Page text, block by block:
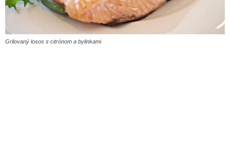
Grilovaný losos s citrónom a bylinkami